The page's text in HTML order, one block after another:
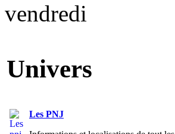
vendredi
Univers
Les PNJ